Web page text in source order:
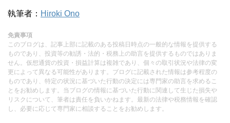
執筆者： Hiroki Ono
免責事項
このブログは、記事上部に記載のある投稿日時点の一般的な情報を提供する
ものであり、投資等の勧誘・法的・税務上の助言を提供するものではありま
せん。仮想通貨の投資・損益計算は複雑であり、個々の取引状況や法律の変
更によって異なる可能性があります。ブログに記載された情報は参考程度の
ものであり、特定の状況に基づいた行動の決定には専門家の助言を求めるこ
とをお勧めします。当ブログの情報に基づいた行動に関連して生じた損失や
リスクについて、筆者は責任を負いかねます。最新の法律や税務情報を確認
し、必要に応じて専門家に相談することをお勧めします。